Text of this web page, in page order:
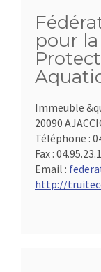
pour
Immeuble
20090
Téléphone :
Fax :
Email :
http://